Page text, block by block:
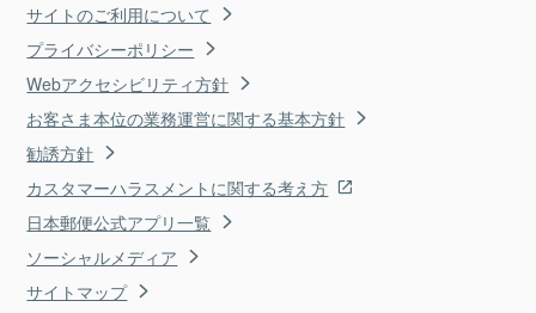
サイトのご利用について
プライバシーポリシー
Webアクセシビリティ方針
お客さま本位の業務運営に関する基本方針
勧誘方針
カスタマーハラスメントに関する考え方
日本郵便公式アプリ一覧
ソーシャルメディア
サイトマップ